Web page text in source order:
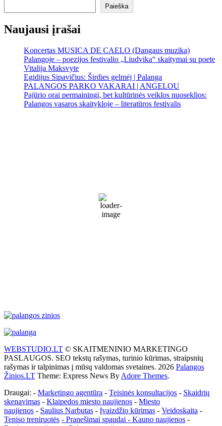
Paieška
Naujausi įrašai
Koncertas MUSICA DE CAELO (Dangaus muzika)
Palangoje – poezijos festivalio „Liudvika“ skaitymai su poete
Vitalija Maksvyte
Egidijus Sipavičius: Širdies gelmėj | Palanga
PALANGOS PARKO VAKARAI | ANGELOU
Pajūrio orai permainingi, bet kultūrinės veiklos nuoseklios:
Palangos vasaros skaitykloje – literatūros festivalis
78 %
WEBSTUDIO.LT © SKAITMENINIO MARKETINGO
PASLAUGOS. SEO tekstų rašymas, turinio kūrimas, straipsnių
rašymas ir talpinimas į mūsų valdomas svetaines. 2026 Palangos
Žinios.LT Theme: Express News By Adore Themes.
Draugai: - Marketingo agentūra - Teisinės konsultacijos - Skaidrių
skenavimas - Klaipedos miesto naujienos - Miesto
naujienos - Saulius Narbutas - Įvaizdžio kūrimas - Veidoskaita -
Teniso treniruotės - Pranešimai spaudai - Kauno naujienos -